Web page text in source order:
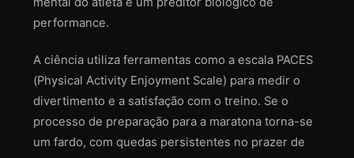
performance.
A ciência utiliza ferramentas como a escala PACES
(Physical Activity Enjoyment Scale) para medir o
divertimento e a satisfação com o treino. Se o
processo de preparação para a maratona torna-se
um fardo, com quedas persistentes no prazer de